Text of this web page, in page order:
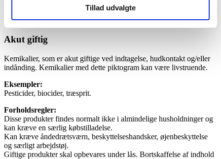
Tillad udvalgte
Akut giftig
Kemikalier, som er akut giftige ved indtagelse, hudkontakt og/eller
indånding. Kemikalier med dette piktogram kan være livstruende.
Eksempler:
Pesticider, biocider, træsprit.
Forholdsregler:
Disse produkter findes normalt ikke i almindelige husholdninger og
kan kræve en særlig købstilladelse.
Kan kræve åndedrætsværn, beskyttelseshandsker, øjenbeskyttelse
og særligt arbejdstøj.
Giftige produkter skal opbevares under lås. Bortskaffelse af indhold